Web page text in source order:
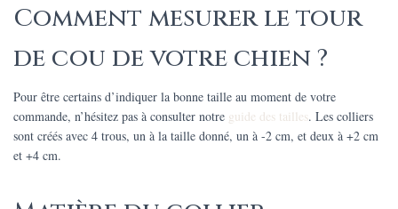
Comment mesurer le tour
de cou de votre chien ?
Pour être certains d’indiquer la bonne taille au moment de votre
commande, n’hésitez pas à consulter notre guide des tailles. Les colliers
sont créés avec 4 trous, un à la taille donné, un à -2 cm, et deux à +2 cm
et +4 cm.